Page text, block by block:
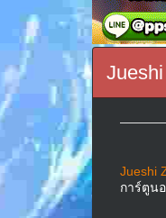
Jueshi
การ์ตูน